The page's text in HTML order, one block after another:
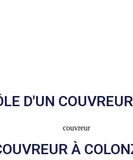
D'UN
À